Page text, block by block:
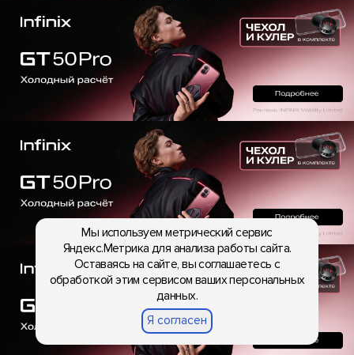
Мы используем метрический сервис
Яндекс.Метрика для анализа работы сайта.
Оставаясь на сайте, вы соглашаетесь с
обработкой этим сервисом ваших персональных
данных.
Я согласен